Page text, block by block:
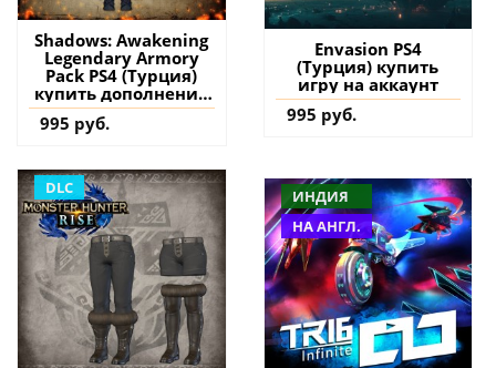
Shadows: Awakening
Legendary Armory
Pack PS4 (Турция)
купить дополнение
на аккаунт
995 руб.
Envasion PS4
(Турция) купить
игру на аккаунт
995 руб.
DLC
ИНДИЯ
НА АНГЛ.